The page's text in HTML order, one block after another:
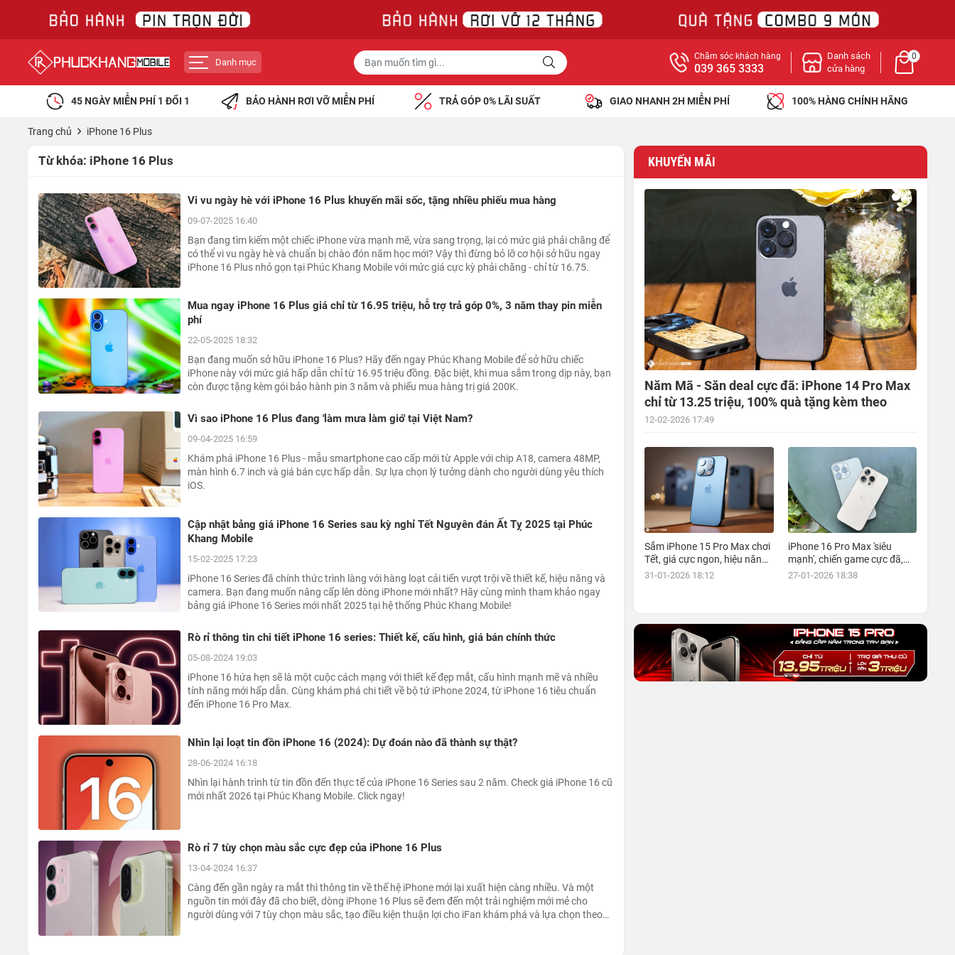
Danh mục
Chăm sóc khách hàng
039 365 3333
Danh sách
cửa hàng
0
45 NGÀY MIỄN PHÍ 1 ĐỔI 1 BẢO HÀNH RƠI VỠ MIỄN PHÍ TRẢ GÓP 0% LÃI SUẤT GIAO NHANH 2H MIỄN PHÍ 100% HÀNG CHÍNH HÃNG
Trang chủ iPhone 16 Plus
Từ khóa: iPhone 16 Plus
Vi vu ngày hè với iPhone 16 Plus khuyến mãi sốc, tặng nhiều phiếu mua hàng
09-07-2025 16:40
Bạn đang tìm kiếm một chiếc iPhone vừa mạnh mẽ, vừa sang trọng, lại có mức giá phải chăng để
có thể vi vu ngày hè và chuẩn bị chào đón năm học mới? Vậy thì đừng bỏ lỡ cơ hội sở hữu ngay
iPhone 16 Plus nhỏ gọn tại Phúc Khang Mobile với mức giá cực kỳ phải chăng - chỉ từ 16.75.
Mua ngay iPhone 16 Plus giá chỉ từ 16.95 triệu, hỗ trợ trả góp 0%, 3 năm thay pin miễn
phí
22-05-2025 18:32
Bạn đang muốn sở hữu iPhone 16 Plus? Hãy đến ngay Phúc Khang Mobile để sở hữu chiếc
iPhone này với mức giá hấp dẫn chỉ từ 16.95 triệu đồng. Đặc biệt, khi mua sắm trong dịp này, bạn
còn được tặng kèm gói bảo hành pin 3 năm và phiếu mua hàng trị giá 200K.
Vì sao iPhone 16 Plus đang 'làm mưa làm gió' tại Việt Nam?
09-04-2025 16:59
Khám phá iPhone 16 Plus - mẫu smartphone cao cấp mới từ Apple với chip A18, camera 48MP,
màn hình 6.7 inch và giá bán cực hấp dẫn. Sự lựa chọn lý tưởng dành cho người dùng yêu thích
iOS.
Cập nhật bảng giá iPhone 16 Series sau kỳ nghỉ Tết Nguyên đán Ất Tỵ 2025 tại Phúc
Khang Mobile
15-02-2025 17:23
iPhone 16 Series đã chính thức trình làng với hàng loạt cải tiến vượt trội về thiết kế, hiệu năng và
camera. Bạn đang muốn nâng cấp lên dòng iPhone mới nhất? Hãy cùng mình tham khảo ngay
bảng giá iPhone 16 Series mới nhất 2025 tại hệ thống Phúc Khang Mobile!
Rò rỉ thông tin chi tiết iPhone 16 series: Thiết kế, cấu hình, giá bán chính thức
05-08-2024 19:03
iPhone 16 hứa hẹn sẽ là một cuộc cách mạng với thiết kế đẹp mắt, cấu hình mạnh mẽ và nhiều
tính năng mới hấp dẫn. Cùng khám phá chi tiết về bộ tứ iPhone 2024, từ iPhone 16 tiêu chuẩn
đến iPhone 16 Pro Max.
Nhìn lại loạt tin đồn iPhone 16 (2024): Dự đoán nào đã thành sự thật?
28-06-2024 16:18
Nhìn lại hành trình từ tin đồn đến thực tế của iPhone 16 Series sau 2 năm. Check giá iPhone 16 cũ
mới nhất 2026 tại Phúc Khang Mobile. Click ngay!
Rò rỉ 7 tùy chọn màu sắc cực đẹp của iPhone 16 Plus
13-04-2024 16:37
Càng đến gần ngày ra mắt thì thông tin về thế hệ iPhone mới lại xuất hiện càng nhiều. Và một
nguồn tin mới đây đã cho biết, dòng iPhone 16 Plus sẽ đem đến một trải nghiệm mới mẻ cho
người dùng với 7 tùy chọn màu sắc, tạo điều kiện thuận lợi cho iFan khám phá và lựa chọn theo
KHUYẾN MÃI
Năm Mã - Săn deal cực đã: iPhone 14 Pro Max
chỉ từ 13.25 triệu, 100% quà tặng kèm theo
12-02-2026 17:49
Sắm iPhone 15 Pro Max chơi
Tết, giá cực ngon, hiệu năng
đỉnh, kèm nhiều ưu đãi, mua
31-01-2026 18:12
iPhone 16 Pro Max 'siêu
mạnh', chiến game cực đã,
giá siêu hợp lý, mua ngay!
27-01-2026 18:38